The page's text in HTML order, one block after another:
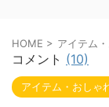
HOME > アイテム
コメント (10)
アイテム・おしゃ